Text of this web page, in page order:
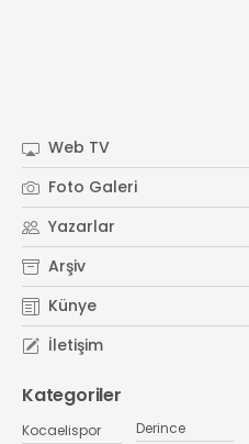
Web TV
Foto Galeri
Yazarlar
Arşiv
Künye
İletişim
Kategoriler
Kocaelispor
Derince